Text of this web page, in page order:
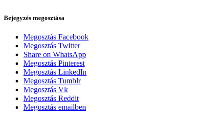
Bejegyzés megosztása
Megosztás Facebook
Megosztás Twitter
Share on WhatsApp
Megosztás Pinterest
Megosztás LinkedIn
Megosztás Tumblr
Megosztás Vk
Megosztás Reddit
Megosztás emailben